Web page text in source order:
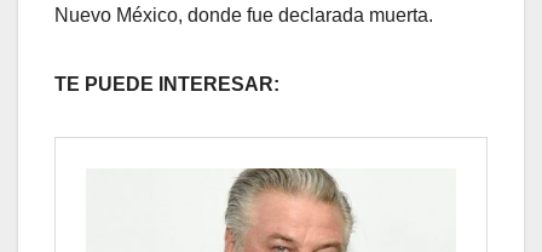
Nuevo México, donde fue declarada muerta.
TE PUEDE INTERESAR: